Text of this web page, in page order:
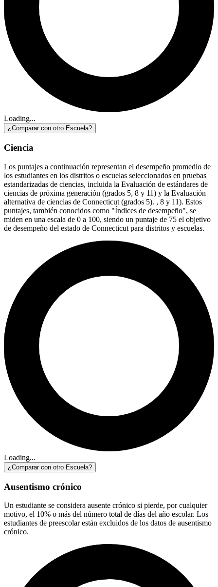
Loading...
¿Comparar con otro Escuela?
Ciencia
Los puntajes a continuación representan el desempeño promedio de
los estudiantes en los distritos o escuelas seleccionados en pruebas
estandarizadas de ciencias, incluida la Evaluación de estándares de
ciencias de próxima generación (grados 5, 8 y 11) y la Evaluación
alternativa de ciencias de Connecticut (grados 5). , 8 y 11). Estos
puntajes, también conocidos como "Índices de desempeño", se
miden en una escala de 0 a 100, siendo un puntaje de 75 el objetivo
de desempeño del estado de Connecticut para distritos y escuelas.
Loading...
¿Comparar con otro Escuela?
Ausentismo crónico
Un estudiante se considera ausente crónico si pierde, por cualquier
motivo, el 10% o más del número total de días del año escolar. Los
estudiantes de preescolar están excluidos de los datos de ausentismo
crónico.